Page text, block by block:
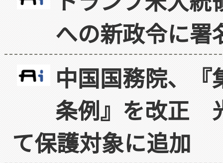
への新政令に署
中国国務院、
条例』を改正
て保護対象に追加